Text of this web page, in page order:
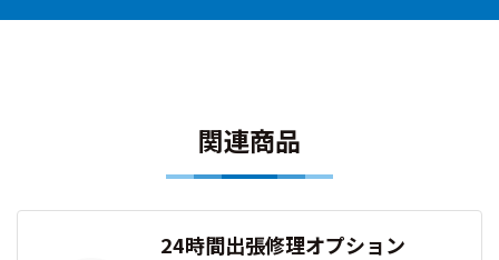
関連商品
24時間出張修理オプション